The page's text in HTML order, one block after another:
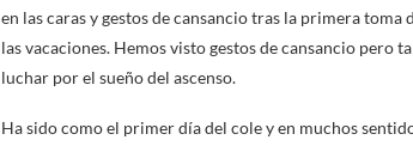
en las caras y gestos de cansancio tras la primera
las vacaciones. Hemos visto gestos de cansancio pero
luchar por el sueño del ascenso.
Ha sido como el primer día del cole y en muchos